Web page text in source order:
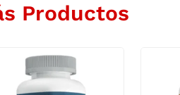
Productos